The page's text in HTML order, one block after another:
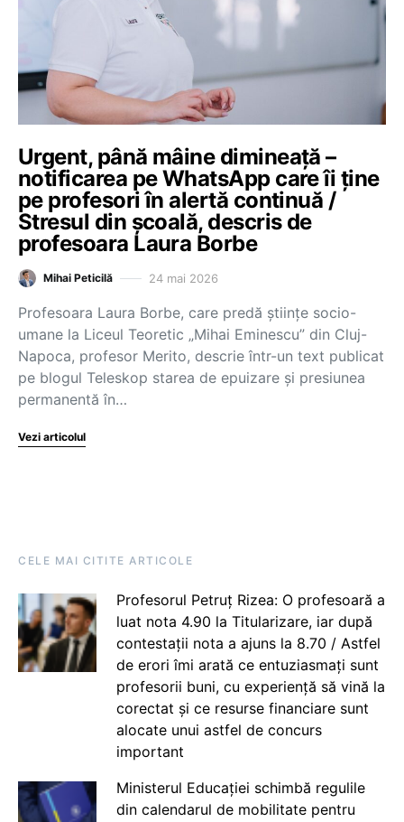
Urgent, până mâine dimineață –
notificarea pe WhatsApp care îi ține
pe profesori în alertă continuă /
Stresul din școală, descris de
profesoara Laura Borbe
Mihai Peticilă 24 mai 2026
Profesoara Laura Borbe, care predă științe socio-
umane la Liceul Teoretic „Mihai Eminescu” din Cluj-
Napoca, profesor Merito, descrie într-un text publicat
pe blogul Teleskop starea de epuizare și presiunea
permanentă în…
Vezi articolul
CELE MAI CITITE ARTICOLE
Profesorul Petruț Rizea: O profesoară a
luat nota 4.90 la Titularizare, iar după
contestații nota a ajuns la 8.70 / Astfel
de erori îmi arată ce entuziasmați sunt
profesorii buni, cu experiență să vină la
corectat și ce resurse financiare sunt
alocate unui astfel de concurs
important
Ministerul Educației schimbă regulile
din calendarul de mobilitate pentru